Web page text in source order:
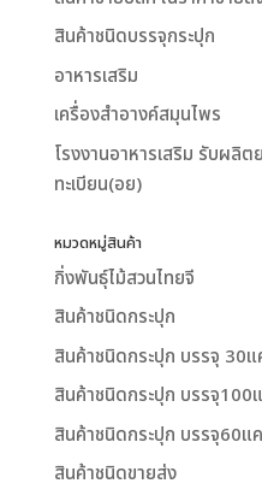
สินค้าชนิดบรรจุกระปุก
อาหารเสริม
เครื่องสำอางค์สมุนไพร
โรงงานอาหารเสริม รับผลิ
ทะเบียน(อย)
หมวดหมู่สินค้า
กิ่งพันธุ์ไม้สวนไทยจี
สินค้าชนิดกระปุก
สินค้าชนิดกระปุก บรรจุ 30
สินค้าชนิดกระปุก บรรจุ100
สินค้าชนิดกระปุก บรรจุ60แ
สินค้าชนิดขายส่ง